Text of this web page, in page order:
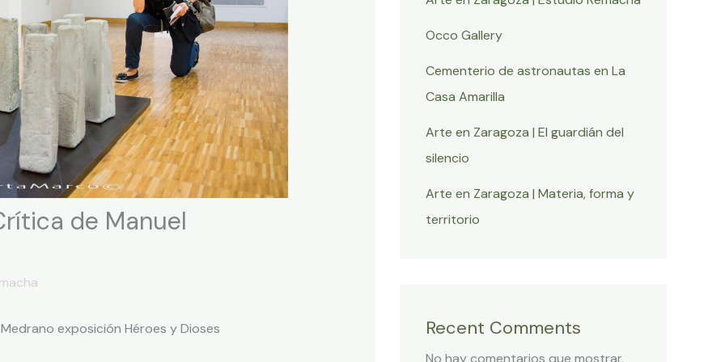
de Manuel
exposición Héroes y Dioses
Occo Gallery
Cementerio de astronautas en La
Casa Amarilla
Arte en Zaragoza | El guardián del
silencio
Arte en Zaragoza | Materia, forma y
territorio
Recent Comments
No hay comentarios que mostrar.